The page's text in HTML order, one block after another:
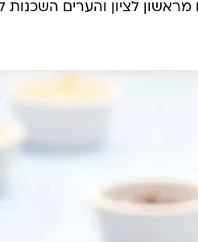
לציון והערים השכנות